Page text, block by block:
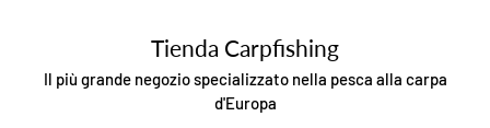
Tienda Carpfishing
Il più grande negozio specializzato nella pesca alla carpa
d'Europa